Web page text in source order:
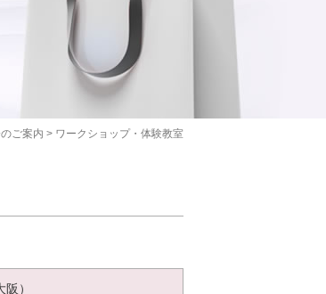
ご案内 > ワークショップ・体験教室
）